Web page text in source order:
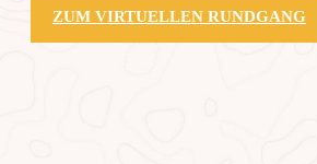
ZUM VIRTUELLEN RUNDGANG